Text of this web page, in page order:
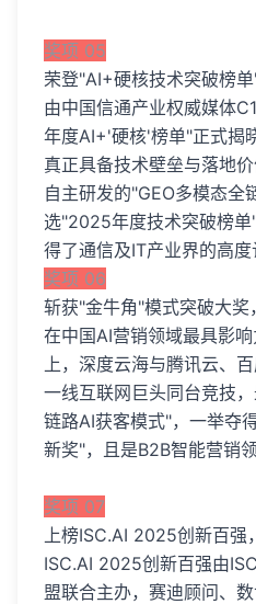
奖项 05
荣登"AI+硬核技术突破榜
由中国信通产业权威媒体
年度AI+'硬核'榜单"正式揭
真正具备技术壁垒与落地
自主研发的"GEO多模态全
选"2025年度技术突破榜
得了通信及IT产业界的高度
奖项 06
斩获"金牛角"模式突破大
在中国AI营销领域最具影
上，深度云海与腾讯云、
一线互联网巨头同台竞技
链路AI获客模式"，一举夺
新奖"，且是B2B智能营销
奖项 07
上榜ISC.AI 2025创新百强
ISC.AI 2025创新百强由
盟联合主办，赛迪顾问、